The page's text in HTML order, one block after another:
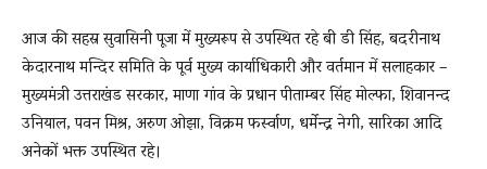
आज की सहस्र सुवासिनी पूजा में मुख्यरूप से उपस्थित रहे बी डी सिंह, बदरीनाथ
केदारनाथ मन्दिर समिति के पूर्व मुख्य कार्याधिकारी और वर्तमान में सलाहकार –
मुख्यमंत्री उत्तराखंड सरकार, माणा गांव के प्रधान पीताम्बर सिंह मोल्फा, शिवानन्द
उनियाल, पवन मिश्र, अरुण ओझा, विक्रम फर्स्वाण, धर्मेन्द्र नेगी, सारिका आदि
अनेकों भक्त उपस्थित रहे।